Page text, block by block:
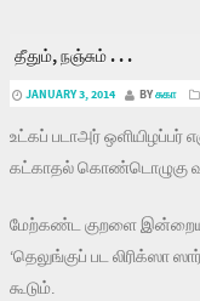
தீதும், நஞ்சும் . . .
JANUARY 3, 2014 BYசுகா
உட்கப் படாஅர் ஒளியிழப்பர்
கட்காதல் கொண்டொழுகு
மேற்கண்ட குறளை
‘தெலுங்குப் பட லிரிக்ஸா
கூடும்.